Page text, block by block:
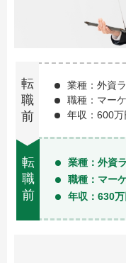
業種：外資
職種：マー
年収：600万
業種：外資
職種：マー
年収：630万